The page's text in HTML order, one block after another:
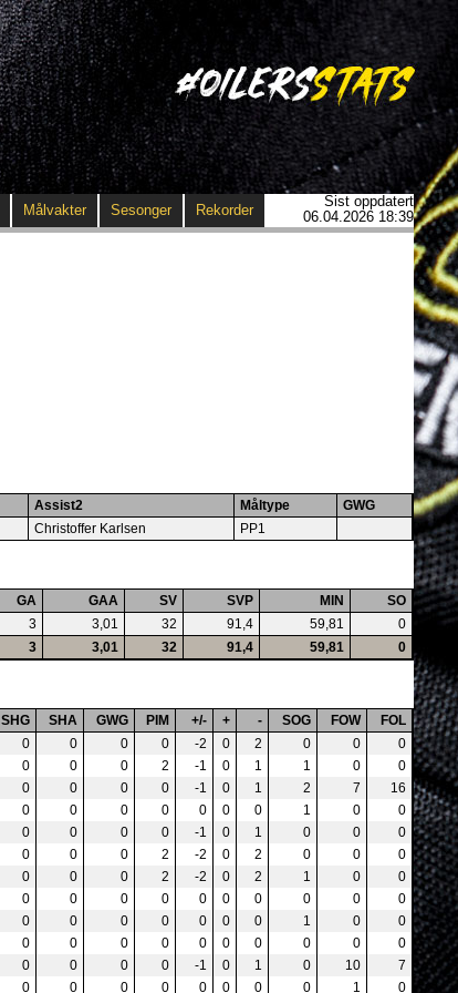
Målvakter Sesonger Rekorder
Sist oppdatert
06.04.2026 18:39
Assist2 Måltype
GWG
Christoffer Karlsen PP1
GA GAA SV SVP MIN
SO
3 3,01 32 91,4 59,81
0
3 3,01 32 91,4 59,81 0
SHG SHA GWG PIM +/- + - SOG FOW
FOL
0 0 0 0 -2 0 2 0 0
0
0 0 0 2 -1 0 1 1 0
0
0 0 0 0 -1 0 1 2 7
16
0 0 0 0 0 0 0 1 0
0
0 0 0 0 -1 0 1 0 0
0
0 0 0 2 -2 0 2 0 0
0
0 0 0 2 -2 0 2 1 0
0
0 0 0 0 0 0 0 0 0
0
0 0 0 0 0 0 0 1 0
0
0 0 0 0 0 0 0 0 0
0
0 0 0 0 -1 0 1 0 10
7
0 0 0 0 0 0 0 0 1 0